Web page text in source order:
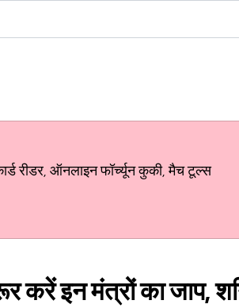
रीडर, ऑनलाइन फॉर्च्यून कुकी, मैच टूल्स
करें इन मंत्रों का जाप,